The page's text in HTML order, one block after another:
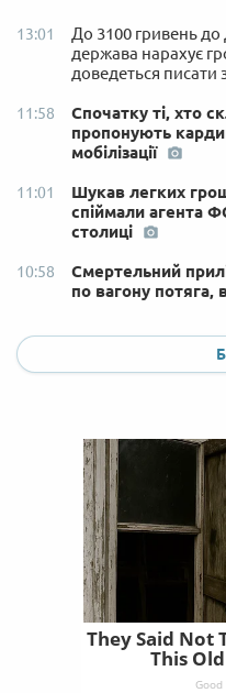
13:01
До 3100 гривень
держава нарахує
доведеться писати
11:58
Спочатку ті, хто
пропонують
мобілізації
11:01
Шукав легких
спіймали агента
столиці
10:58
Смертельний
по вагону потяга,
They Said Not
This
Good